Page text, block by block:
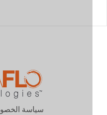
سياسة الخصوصية